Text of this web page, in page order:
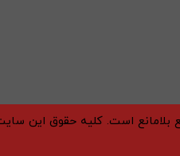
است. کلیه حقوق این